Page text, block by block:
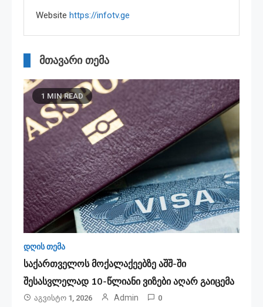
Website https://infotv.ge
მთავარი თემა
1 MIN READ
დღის თემა
საქართველოს მოქალაქეებზე აშშ-ში
შესასვლელად 10-წლიანი ვიზები აღარ გაიცემა
Აგვისტო 1, 2026 Admin 0